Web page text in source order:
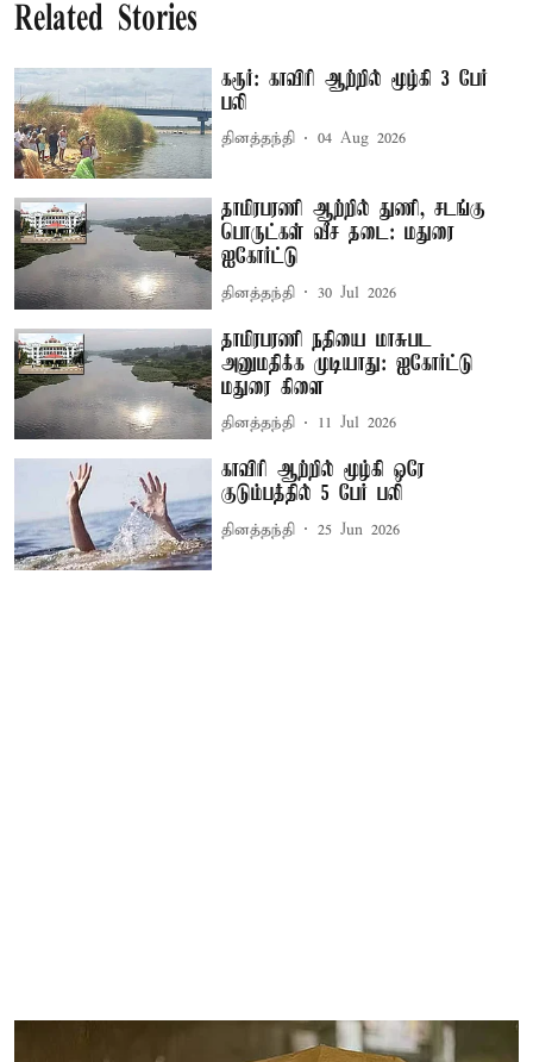
Related Stories
கரூர்: காவிரி ஆற்றில் மூழ்கி 3 பேர்
பலி
தினத்தந்தி 04 Aug 2026
தாமிரபரணி ஆற்றில் துணி, சடங்கு
பொருட்கள் வீச தடை: மதுரை
ஐகோர்ட்டு
தினத்தந்தி 30 Jul 2026
தாமிரபரணி நதியை மாசுபட
அனுமதிக்க முடியாது: ஐகோர்ட்டு
மதுரை கிளை
தினத்தந்தி 11 Jul 2026
காவிரி ஆற்றில் மூழ்கி ஒரே
குடும்பத்தில் 5 பேர் பலி
தினத்தந்தி 25 Jun 2026